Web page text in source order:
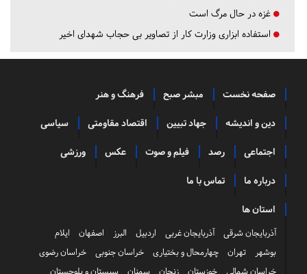
غزه در حال مرگ است
استفاده ابزاری وزارت کار از تصاویر بی حجاب شهدای اخیر
صفحه نخست مبشر صبح فرهنگ و هنر
دین و اندیشه جهاد تبیین اقتصاد مقاومتی سیاسی
اجتماعی رصد فیلم و صوت عکس ورزشی
درباره ما تماس با ما
استان ها
آذربایجان شرقی آذربایجان غربی اردبیل البرز اصفهان
ایلام
بوشهر
تهران چهارمحال و بختیاری خراسان جنوبی
خراسان رضوی
خراسان شمالی
خوزستان زنجان سمنان سیستان و بلوچستان